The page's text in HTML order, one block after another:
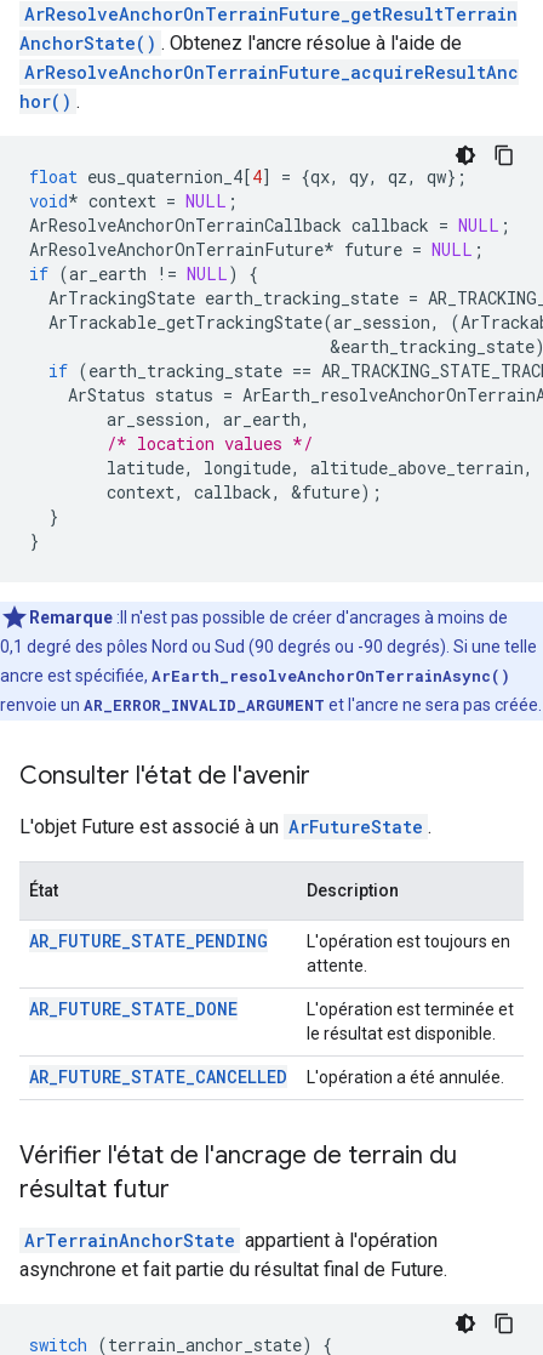
ArResolveAnchorOnTerrainFuture_getResultTerrain
AnchorState() . Obtenez l'ancre résolue à l'aide de
ArResolveAnchorOnTerrainFuture_acquireResultAnc
hor() .
float eus_quaternion_4[4] = {qx, qy, qz, qw};
void* context = NULL ;
ArResolveAnchorOnTerrainCallback callback = NULL ;
ArResolveAnchorOnTerrainFuture* future = NULL ;
if (ar_earth != NULL)
{
ArTrackingState earth_tracking_state =
ArTrackable_getTrackingState(ar_session, (
&earth_tracking_state
if (earth_tracking_state ==
ArStatus status =
ar_session, ar_earth,
/* location values */
latitude, longitude, altitude_above_terrain,
context, callback, &future);
}
}
Remarque :Il n'est pas possible de créer d'ancrages à moins de
0,1 degré des pôles Nord ou Sud (90 degrés ou -90 degrés). Si une telle
ancre est spécifiée, ArEarth_resolveAnchorOnTerrainAsync()
renvoie un AR_ERROR_INVALID_ARGUMENT et l'ancre ne sera pas créée.
Consulter l'état de l'avenir
L'objet Future est associé à un ArFutureState .
État Description
AR_FUTURE_STATE_PENDING
L'opération est toujours en
attente.
AR_FUTURE_STATE_DONE
L'opération est terminée et
le résultat est disponible.
AR_FUTURE_STATE_CANCELLED L'opération a été annulée.
Vérifier l'état de l'ancrage de terrain du
résultat futur
ArTerrainAnchorState appartient à l'opération
asynchrone et fait partie du résultat final de Future.
switch (terrain_anchor_state) {